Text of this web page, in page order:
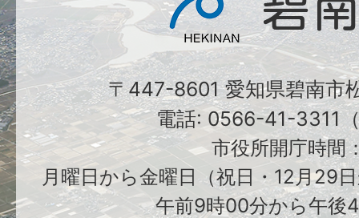
〒447-8601 愛知県碧南市
電話: 0566-41-3311
市役所開庁時間
月曜日から金曜日（祝日・12月29
午前9時00分から午後